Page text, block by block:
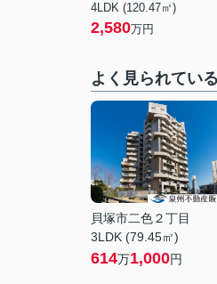
4LDK (120.47㎡)
2,580万円
よく見られてい
貝塚市二色２丁目
3LDK (79.45㎡)
614万1,000円